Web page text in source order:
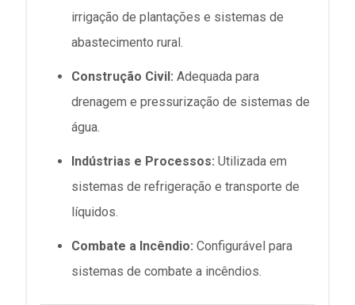
irrigação de plantações e sistemas de
abastecimento rural.
Construção Civil: Adequada para
drenagem e pressurização de sistemas de
água.
Indústrias e Processos: Utilizada em
sistemas de refrigeração e transporte de
líquidos.
Combate a Incêndio: Configurável para
sistemas de combate a incêndios.